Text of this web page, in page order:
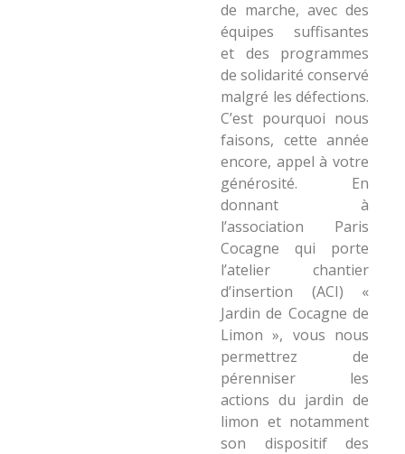
de marche, avec des
équipes suffisantes
et des programmes
de solidarité conservé
malgré les défections.
C’est pourquoi nous
faisons, cette année
encore, appel à votre
générosité. En
donnant à
l’association Paris
Cocagne qui porte
l’atelier chantier
d’insertion (ACI) «
Jardin de Cocagne de
Limon », vous nous
permettrez de
pérenniser les
actions du jardin de
limon et notamment
son dispositif des